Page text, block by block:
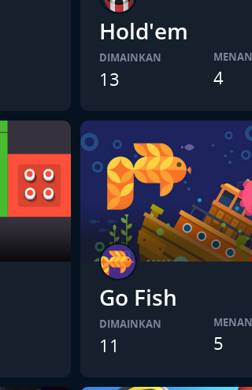
Hold'em
DIMAINKAN
13 4
Go Fish
DIMAINKAN
11 5